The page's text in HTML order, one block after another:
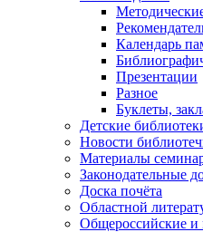
Календарь
Презентации
Разное
Буклеты,
Детские
Новости
Материалы
Законодательные
Доска почёта
Областной
Общероссийские и